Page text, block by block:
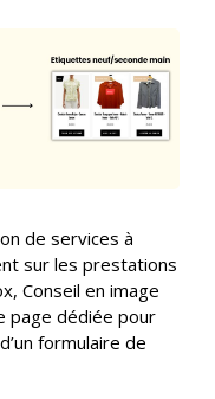
de services à
sur les prestations
Conseil en image
page dédiée pour
formulaire de